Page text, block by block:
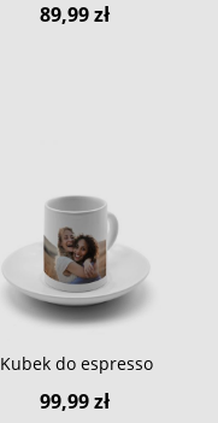
89,99 zł
Kubek do espresso
99,99 zł